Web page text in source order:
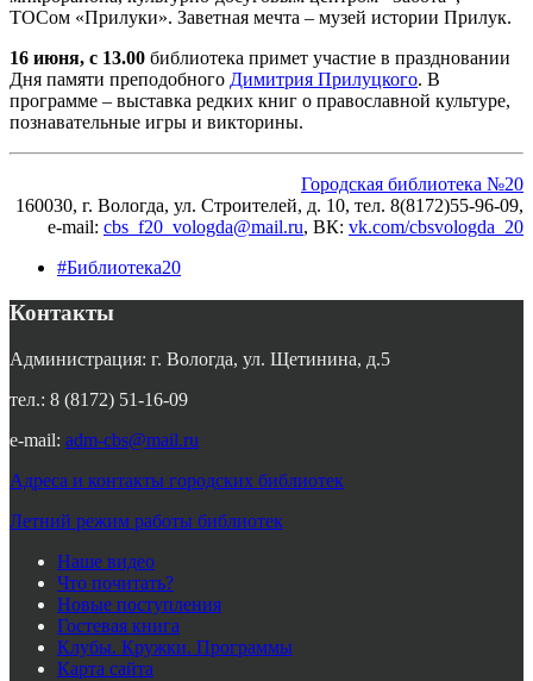
ТОСом «Прилуки». Заветная мечта – музей истории Прилук.
16 июня, с 13.00 библиотека примет участие в праздновании
Дня памяти преподобного Димитрия Прилуцкого. В
программе – выставка редких книг о православной культуре,
познавательные игры и викторины.
Городская библиотека №20
160030, г. Вологда, ул. Строителей, д. 10, тел. 8(8172)55-96-09,
e-mail: cbs_f20_vologda@mail.ru, ВК: vk.com/cbsvologda_20
#Библиотека20
Контакты
Администрация: г. Вологда, ул. Щетинина, д.5
тел.: 8 (8172) 51-16-09
e-mail: adm-cbs@mail.ru
Адреса и контакты городских библиотек
Летний режим работы библиотек
Наше видео
Что почитать?
Новые поступления
Гостевая книга
Клубы. Кружки. Программы
Карта сайта